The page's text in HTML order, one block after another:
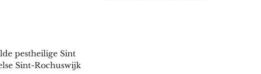
pestheilige Sint
Sint-Rochuswijk